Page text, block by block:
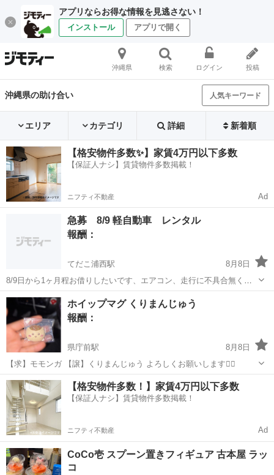
アプリならお得な情報を見逃さない！
インストール アプリで開く
沖縄県 検索 ログイン 投稿
沖縄県の助け合い 人気キーワード
エリア カテゴリ 詳細 新着順
【格安物件多数✨】家賃4万円以下多数
【保証人ナシ】賃貸物件多数掲載！
ニフティ不動産 Ad
急募 8/9 軽自動車 レンタル
報酬：
てだこ浦西駅
8月8日
8/9日から1ヶ月程お借りしたいです、エアコン、走行に不具合無く乗
れれば車種はなんでも大丈夫です。 格安でレンタルできる方連絡くだ
さい。
沖縄 中頭郡 てだこ浦西駅 貸して
ホイップマグ くりまんじゅう
報酬：
県庁前駅
8月8日
【求】モモンガ 【譲】くりまんじゅう よろしくお願いします🙇‍♀️
沖縄 那覇市 県庁前駅 交換したい モモンガ
【格安物件多数！】家賃4万円以下多数
【保証人ナシ】賃貸物件多数掲載！
ニフティ不動産 Ad
CoCo壱 スプーン置きフィギュア 古本屋 ラッ
コ